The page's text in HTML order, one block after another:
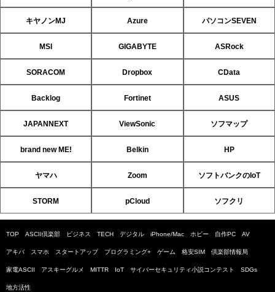
キヤノンMJ Azure パソコンSEVEN
MSI GIGABYTE ASRock
SORACOM Dropbox CData
Backlog Fortinet ASUS
JAPANNEXT ViewSonic ソフマップ
brand new ME! Belkin HP
ヤマハ Zoom ソフトバンクのIoT
STORM pCloud ソフクリ
TOP ASCII倶楽部 ビジネス TECH デジタル iPhone/Mac ホビー 自作PC AV
アキバ スマホ スタートアップ プログラミング+ ゲーム 格安SIM 倶楽部情報局
家電ASCII アスキーグルメ MITTR IoT サイバーセキュリティ小説コンテスト SDGs
地方活性